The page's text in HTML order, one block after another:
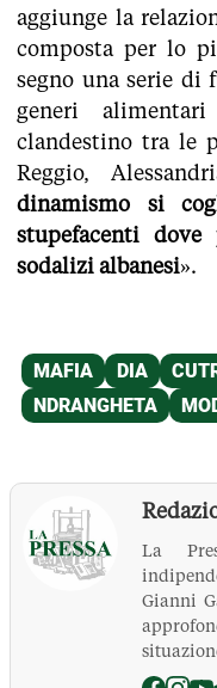
aggiunge la
composta per lo
segno una serie
generi
clandestino tra le
Reggio,
dinamismo si
stupefacenti dove
sodalizi albanesi».
La
Gianni